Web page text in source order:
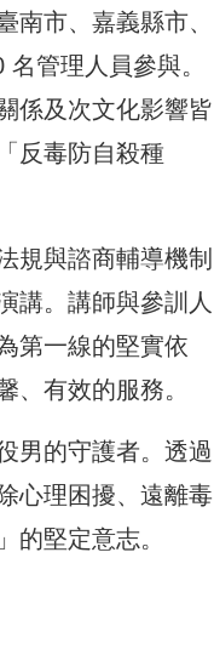
市、嘉義縣市、
管理人員參與。
係及次文化影響皆
反毒防自殺種
規與諮商輔導機制
講。講師與參訓人
第一線的堅實依
、有效的服務。
男的守護者。透過
心理困擾、遠離毒
的堅定意志。